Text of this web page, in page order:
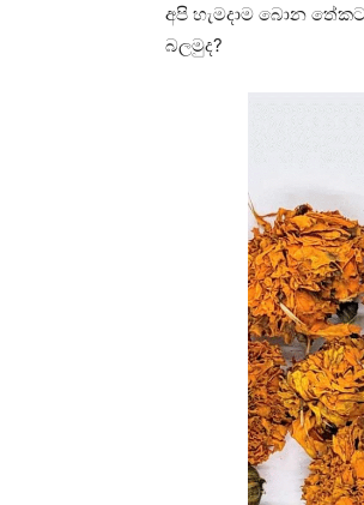
අපි හැමදාම බොන
බලමුද?